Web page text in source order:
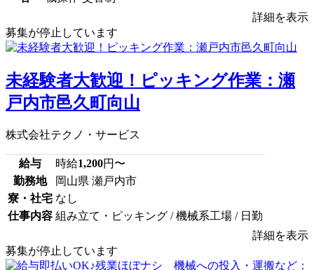
詳細を表示
募集が停止しています
未経験者大歓迎！ピッキング作業：瀬
戸内市邑久町向山
株式会社テクノ・サービス
給与 時給1,200円〜
勤務地
岡山県 瀬戸内市
寮・社宅 なし
仕事内容 組み立て・ピッキング / 機械系工場 / 日勤
詳細を表示
募集が停止しています